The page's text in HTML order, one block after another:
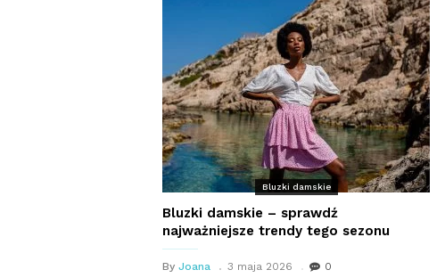
Bluzki damskie
Bluzki damskie – sprawdź
najważniejsze trendy tego sezonu
By Joana 3 maja 2026 0